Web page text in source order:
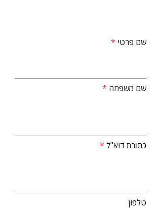
שם פרטי
שם משפחה
כתובת דוא"ל
טלפון